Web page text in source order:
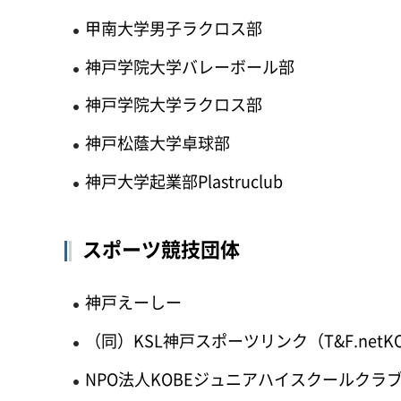
甲南大学男子ラクロス部
神戸学院大学バレーボール部
神戸学院大学ラクロス部
神戸松蔭大学卓球部
神戸大学起業部Plastruclub
スポーツ競技団体
神戸えーしー
（同）KSL神戸スポーツリンク（
NPO法人KOBEジュニアハイスクールクラ